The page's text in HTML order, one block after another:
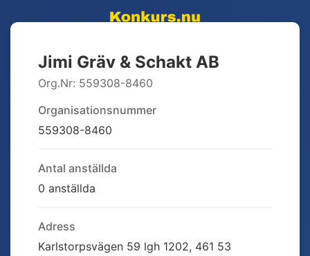
Jimi Gräv & Schakt AB
Org.Nr: 559308-8460
Organisationsnummer
559308-8460
Antal anställda
0 anställda
Adress
Karlstorpsvägen 59 lgh 1202, 461 53